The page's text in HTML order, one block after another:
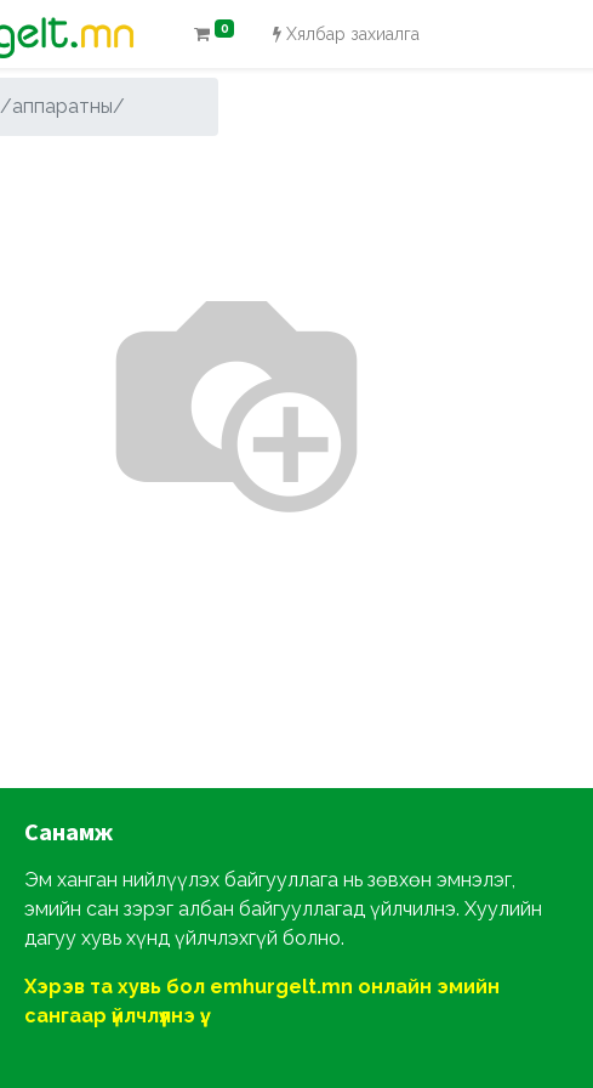
0 Хялбар захиалга
/аппаратны/
Санамж
Эм ханган нийлүүлэх байгууллага нь зөвхөн эмнэлэг,
эмийн сан зэрэг албан байгууллагад үйлчилнэ. Хуулийн
дагуу хувь хүнд үйлчлэхгүй болно.
Хэрэв та хувь бол emhurgelt.mn онлайн эмийн
сангаар үйлчлүүлнэ үү.